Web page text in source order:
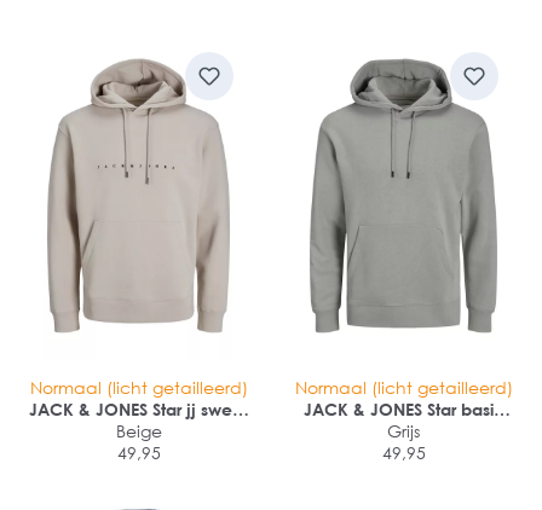
Normaal (licht getailleerd)
JACK & JONES Star jj sweat
hood regular fit
Beige
49,95
Normaal (licht getailleerd)
JACK & JONES Star basic
sweat hood regular fit
Grijs
49,95